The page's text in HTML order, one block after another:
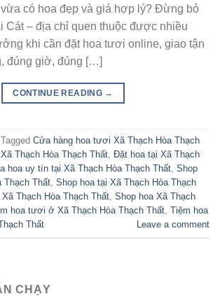
có hoa đẹp và giá hợp lý? Đừng bỏ
– địa chỉ quen thuộc được nhiều
khi cần đặt hoa tươi online, giao tận
đúng giờ, đúng […]
CONTINUE READING →
Tagged Cửa hàng hoa tươi Xã Thạch Hòa Thạch
Thạch Hòa Thạch Thất Đặt hoa tại Xã Thạch
hoa uy tín tại Xã Thạch Hòa Thạch Thất Shop
Thạch Thất Shop hoa tại Xã Thạch Hòa Thạch
Thạch Hòa Thạch Thất Shop hoa Xã Thạch
hoa tươi ở Xã Thạch Hòa Thạch Thất Tiệm hoa
Thất
Leave a comment
CHẠY